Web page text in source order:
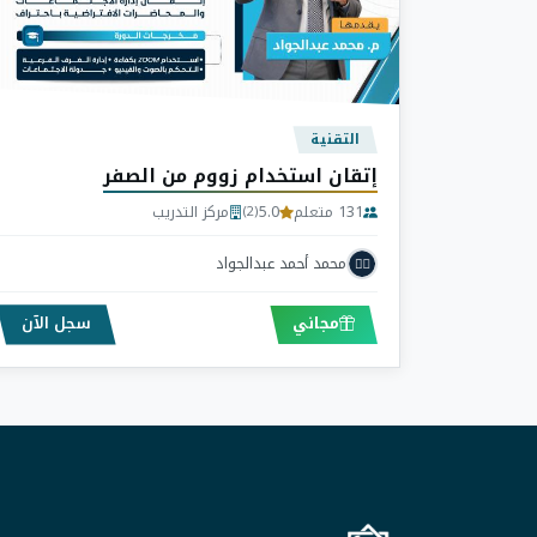
التقنية
إتقان استخدام زووم من الصفر
131 متعلم 5.0
(2)
مركز التدريب
محمد أحمد عبدالجواد
مجاني سجل الآن